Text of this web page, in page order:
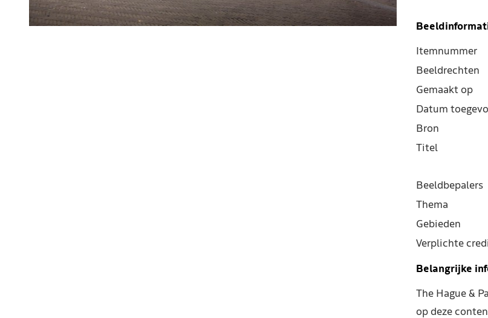
Itemnummer
Beeldrechten
Gemaakt op
Datum
Bron
Titel
Beeldbepalers
Thema
Gebieden
Verplichte
Belangrijke
The Hague &
op deze